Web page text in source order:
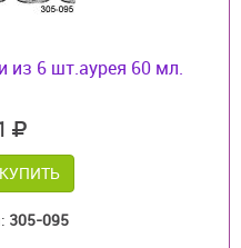
из 6 шт.аурея 60 мл.
КУПИТЬ
305-095